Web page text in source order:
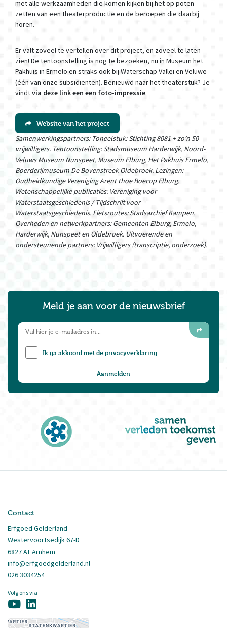
met alle werkzaamheden die komen kijken bij het op poten
zetten van een theaterproductie en de beroepen die daarbij
horen.
Er valt zoveel te vertellen over dit project, en zoveel te laten
zien! De tentoonstelling is nog te bezoeken, nu in Museum het
Pakhuis in Ermelo en straks ook bij Waterschap Vallei en Veluwe
(één van onze subsidiënten). Benieuwd naar het theaterstuk? Je
vindtvia deze link een een foto-impressie.
Website van het project
Samenwerkingspartners: Toneelstuk: Stichting 8081 + zo’n 50
vrijwilligers. Tentoonstelling: Stadsmuseum Harderwijk, Noord-
Veluws Museum Nunspeet, Museum Elburg, Het Pakhuis Ermelo,
Boerderijmuseum De Bovenstreek Oldebroek. Lezingen:
Oudheidkundige Vereniging Arent thoe Boecop Elburg.
Wetenschappelijke publicaties: Vereniging voor
Waterstaatsgeschiedenis / Tijdschrift voor
Waterstaatsgeschiedenis. Fietsroutes: Stadsarchief Kampen.
Overheden en netwerkpartners: Gemeenten Elburg, Ermelo,
Harderwijk, Nunspeet en Oldebroek. Uitvoerende en
ondersteunende partners: Vrijwilligers (transcriptie, onderzoek).
Meld je aan voor de nieuwsbrief
Ik ga akkoord met deprivacyverklaring
Contact
Erfgoed Gelderland
Westervoortsedijk 67-D
6827 AT Arnhem
info@erfgoedgelderland.nl
026 3034254
Volg ons via